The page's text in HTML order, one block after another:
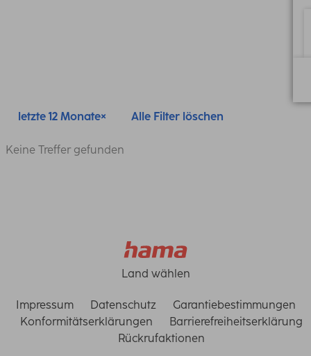
letzte 12 Monate Alle Filter löschen
Keine Treffer gefunden
Land wählen
Impressum Datenschutz
Garantiebestimmungen
Konformitätserklärungen
Barrierefreiheitserklärung
Rückrufaktionen